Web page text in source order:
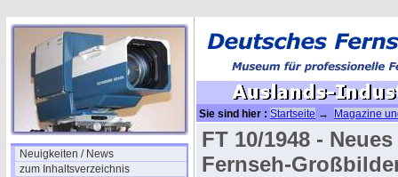
Neuigkeiten / News
zum Inhaltsverzeichnis
Sie sind hier : Startseite → Magazine
FT 10/1948 -
Fernseh-